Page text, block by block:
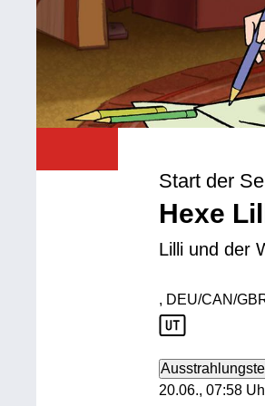
Start der
Hexe
Lilli und der
, DEU/CAN/
20. Juni, 07:58
20.06., 07:58